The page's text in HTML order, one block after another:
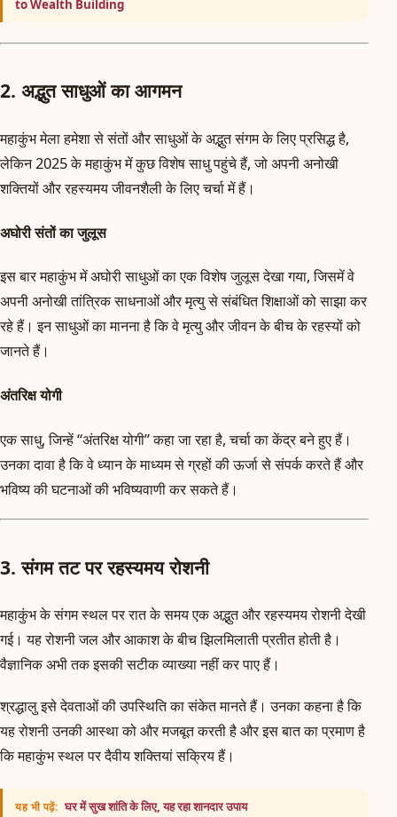
to Wealth Building
2. अद्भुत साधुओं का आगमन
महाकुंभ मेला हमेशा से संतों और साधुओं के अद्भुत संगम के लिए प्रसिद्ध है,
लेकिन 2025 के महाकुंभ में कुछ विशेष साधु पहुंचे हैं, जो अपनी अनोखी
शक्तियों और रहस्यमय जीवनशैली के लिए चर्चा में हैं।
अघोरी संतों का जुलूस
इस बार महाकुंभ में अघोरी साधुओं का एक विशेष जुलूस देखा गया, जिसमें वे
अपनी अनोखी तांत्रिक साधनाओं और मृत्यु से संबंधित शिक्षाओं को साझा कर
रहे हैं। इन साधुओं का मानना है कि वे मृत्यु और जीवन के बीच के रहस्यों को
जानते हैं।
अंतरिक्ष योगी
एक साधु, जिन्हें “अंतरिक्ष योगी” कहा जा रहा है, चर्चा का केंद्र बने हुए हैं।
उनका दावा है कि वे ध्यान के माध्यम से ग्रहों की ऊर्जा से संपर्क करते हैं और
भविष्य की घटनाओं की भविष्यवाणी कर सकते हैं।
3. संगम तट पर रहस्यमय रोशनी
महाकुंभ के संगम स्थल पर रात के समय एक अद्भुत और रहस्यमय रोशनी देखी
गई। यह रोशनी जल और आकाश के बीच झिलमिलाती प्रतीत होती है।
वैज्ञानिक अभी तक इसकी सटीक व्याख्या नहीं कर पाए हैं।
श्रद्धालु इसे देवताओं की उपस्थिति का संकेत मानते हैं। उनका कहना है कि
यह रोशनी उनकी आस्था को और मजबूत करती है और इस बात का प्रमाण है
कि महाकुंभ स्थल पर दैवीय शक्तियां सक्रिय हैं।
यह भी पढ़ें: घर में सुख शांति के लिए, यह रहा शानदार उपाय